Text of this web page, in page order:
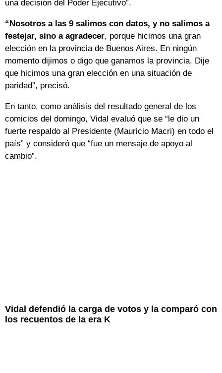
una decisión del Poder Ejecutivo”.
“Nosotros a las 9 salimos con datos, y no salimos a
festejar, sino a agradecer, porque hicimos una gran
elección en la provincia de Buenos Aires. En ningún
momento dijimos o digo que ganamos la provincia. Dije
que hicimos una gran elección en una situación de
paridad”, precisó.
En tanto, como análisis del resultado general de los
comicios del domingo, Vidal evaluó que se “le dio un
fuerte respaldo al Presidente (Mauricio Macri) en todo el
país” y consideró que “fue un mensaje de apoyo al
cambio”.
Vidal defendió la carga de votos y la comparó con
los recuentos de la era K